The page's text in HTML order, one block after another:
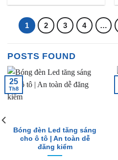
1 2 3 4 …
POSTS FOUND
Bóng đèn Led tăng sáng
cho ô tô | An toàn dễ
đăng kiểm
25
Th8